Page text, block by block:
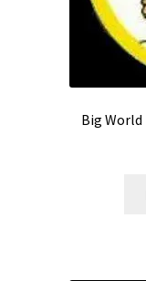
Big World